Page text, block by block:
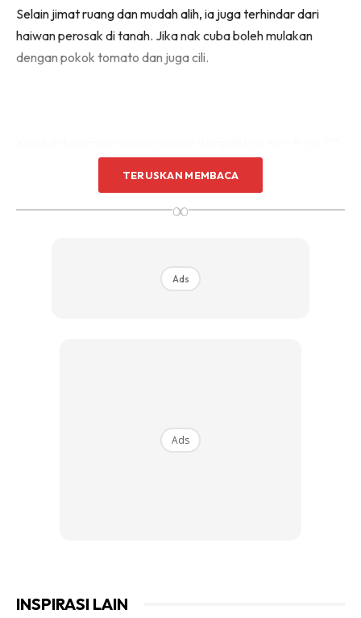
Sentuhan Midas penuh kemewahan dan elegant
untuk kediaman anda.
Selain jimat ruang dan mudah alih, ia juga terhindar dari
haiwan perosak di tanah. Jika nak cuba boleh mulakan
dengan pokok tomato dan juga cili.
Hamisah Ahmad II.
Mempelajarinya daripada video di
yang mahu mencuba.
sama ada tomato, atau cili.
TERUSKAN MEMBACA
∞
Ads
Ads
INSPIRASI LAIN